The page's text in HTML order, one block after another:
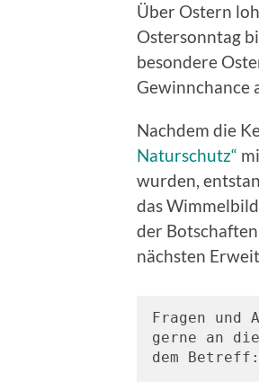
Über Ostern
Ostersonntag
besondere
Gewinnchance
Nachdem die
Naturschutz“
wurden,
das
der
nächsten
Fragen und
gerne an
dem